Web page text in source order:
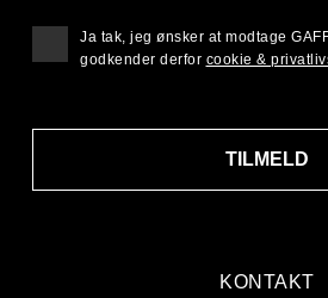
KONTAKT
TILMELD
Ja tak, jeg ønsker at modtage
godkender derfor cookie &